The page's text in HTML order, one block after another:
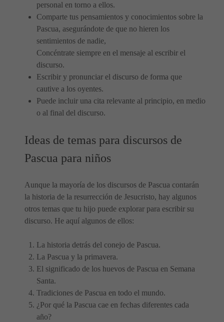
personal en torno a ellos.
Comparte tus pensamientos y conocimientos sobre la
Pascua, asegurándote de que no hieren los
sentimientos de nadie,
Concéntrate siempre en el mensaje al escribir el
discurso.
Escribir y pronunciar el discurso de forma que
cautive a los oyentes.
Puede incluir una cita relevante al principio, en medio
o al final del discurso.
Ideas de temas para discursos de
Pascua para niños
Aunque la mayoría de los discursos de Pascua contarán
la historia de la resurrección de Jesucristo, hay algunos
otros temas que tu hijo puede explorar para escribir su
discurso. He aquí algunos de ellos:
La historia detrás del conejo de Pascua.
La Pascua y la primavera.
El significado de los huevos de Pascua en Semana
Santa.
Tradiciones de Pascua en todo el mundo.
¿Por qué la Pascua cae en fechas diferentes cada
año?